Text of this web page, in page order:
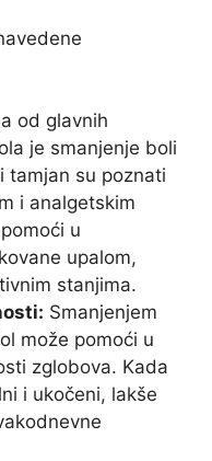
od glavnih
je smanjenje boli
tamjan su poznati
i analgetskim
u
upalom,
stanjima.
Smanjenjem
može pomoći u
zglobova. Kada
i ukočeni, lakše